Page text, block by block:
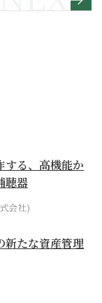
する、高機能か
聴器
会社)
新たな資産管理